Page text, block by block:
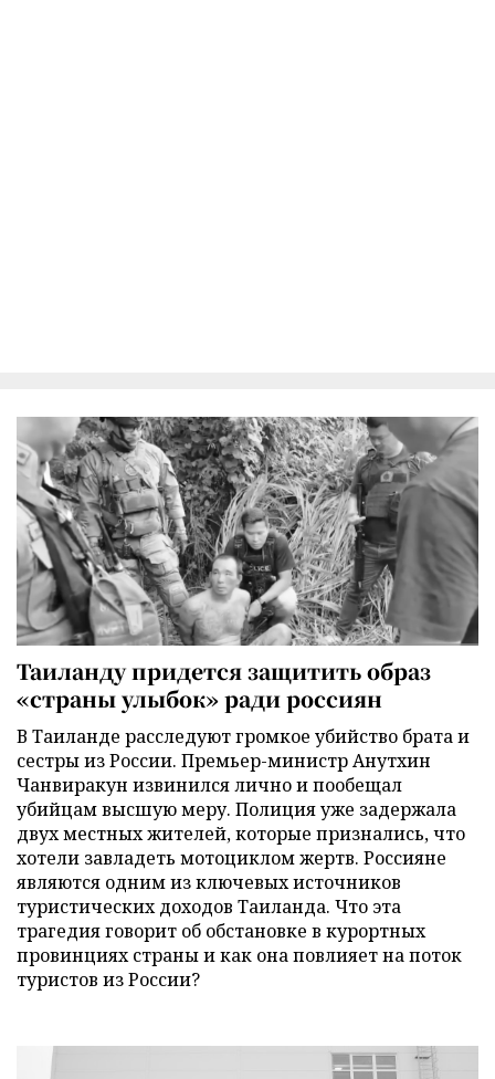
Таиланду придется защитить образ
«страны улыбок» ради россиян
В Таиланде расследуют громкое убийство брата и
сестры из России. Премьер-министр Анутхин
Чанвиракун извинился лично и пообещал
убийцам высшую меру. Полиция уже задержала
двух местных жителей, которые признались, что
хотели завладеть мотоциклом жертв. Россияне
являются одним из ключевых источников
туристических доходов Таиланда. Что эта
трагедия говорит об обстановке в курортных
провинциях страны и как она повлияет на поток
туристов из России?